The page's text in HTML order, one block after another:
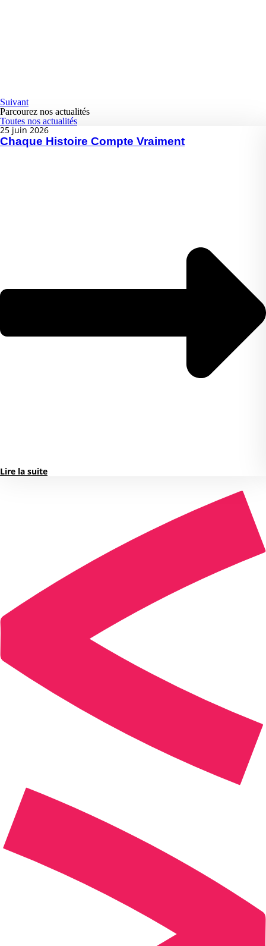
Suivant
Parcourez nos actualités
Toutes nos actualités
25 juin 2026
Chaque Histoire Compte Vraiment
Lire la suite